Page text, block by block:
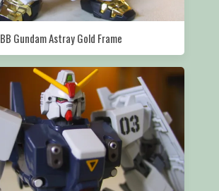
BB Gundam Astray Gold Frame